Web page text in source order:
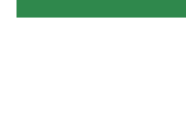
зъбно колело, мотор,